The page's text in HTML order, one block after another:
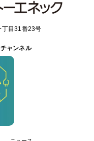
丁目31番23号
ャンネル